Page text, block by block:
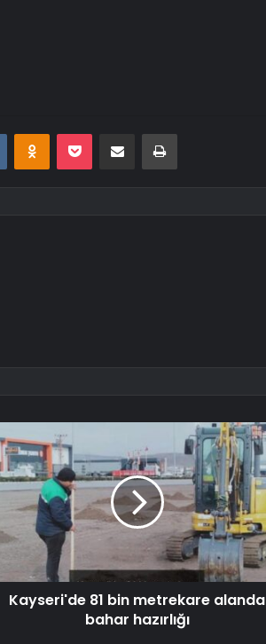
VKontakteOdnoklassniki
Pocket E-Posta ile paylaş Yazdır
Kayseri'de 81 bin metrekare alanda
bahar hazırlığı